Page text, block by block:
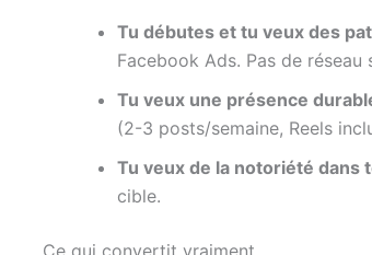
Tu débutes et tu veux des
Facebook Ads. Pas de réseau
Tu veux une présence
(2-3 posts/semaine, Reels
Tu veux de la notoriété dans
cible.